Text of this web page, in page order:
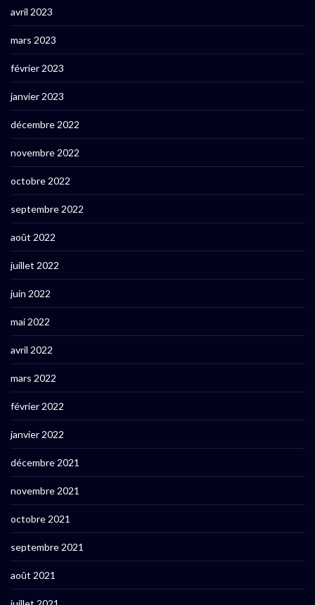
avril 2023
mars 2023
février 2023
janvier 2023
décembre 2022
novembre 2022
octobre 2022
septembre 2022
août 2022
juillet 2022
juin 2022
mai 2022
avril 2022
mars 2022
février 2022
janvier 2022
décembre 2021
novembre 2021
octobre 2021
septembre 2021
août 2021